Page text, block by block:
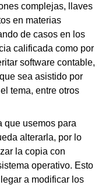
complejas, llaves
en materias
de casos en los
calificada como por
software contable,
sea asistido por
tema, entre otros
que usemos para
alterarla, por lo
la copia con
operativo. Esto
a modificar los